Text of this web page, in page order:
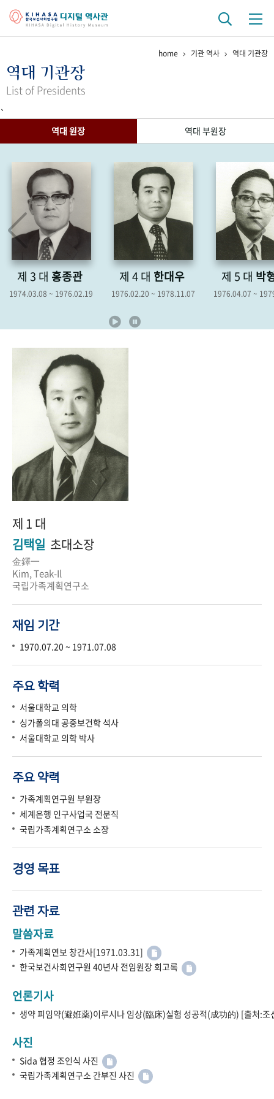
걸어온 길 기관 변천사
연구 역사
정책과 연구 키워드로 보는 연구 역사
연구자들
기록물 아카이브
사진 아카이브 문서 기록물 행정박물 영상 기록물
50+1주년 기념
성과 50선 숫자로 보는 50년 50 +1주년 광장
세계와 함께 한 KIHASA
home 기관 역사 역대 기관장
역대 기관장
List of Presidents
`
역대 원장
역대 부원장
종관 제 4 대 한대우
1976.02.20 ~ 1978.11.07
제 5 대 박형종
1976.04.07 ~ 1979.04.06
제 1 대
김택일 초대소장
金鐸一
Kim, Teak-Il
국립가족계획연구소
재임 기간
1970.07.20 ~ 1971.07.08
주요 학력
서울대학교 의학
싱가폴의대 공중보건학 석사
서울대학교 의학 박사
주요 약력
가족계획연구원 부원장
세계은행 인구사업국 전문직
국립가족계획연구소 소장
경영 목표
관련 자료
말씀자료
가족계획연보 창간사[1971.03.31]
한국보건사회연구원 40년사 전임원장 회고록
언론기사
생약 피임약(避姙薬)이루시나 임상(臨床)실험 성공적(成功的) [출처:
사진
Sida 협정 조인식 사진
국립가족계획연구소 간부진 사진